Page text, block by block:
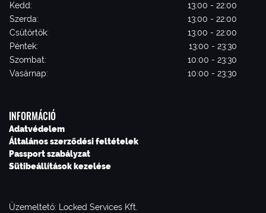
Kedd:
13:00 - 22:00
Szerda:
13:00 - 22:00
Csütörtök:
13:00 - 22:00
Péntek:
13:00 - 23:30
Szombat:
10:00 - 23:30
Vasárnap:
10:00 - 23:30
INFORMÁCIÓ
Adatvédelem
Általános szerződési feltételek
Passport szabályzat
Sütibeállítások kezelése
Üzemeltető: Locked Services Kft.